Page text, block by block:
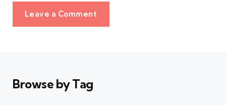
Leave a Comment
Browse by Tag